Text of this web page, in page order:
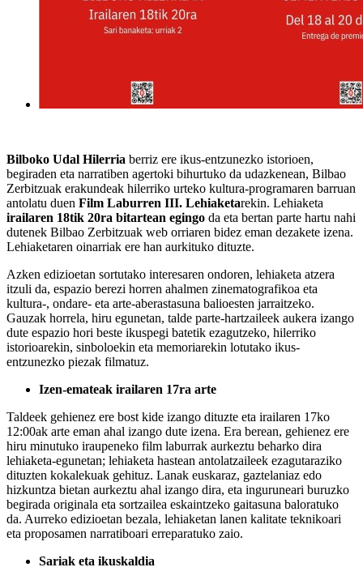
Bilboko Udal Hilerria berriz ere ikus-entzunezko istorioen,
begiraden eta narratiben agertoki bihurtuko da udazkenean, Bilbao
Zerbitzuak erakundeak hilerriko urteko kultura-programaren barruan
antolatu duen Film Laburren III. Lehiaketarekin. Lehiaketa
irailaren 18tik 20ra bitartean egingo da eta bertan parte hartu nahi
dutenek Bilbao Zerbitzuak web orriaren bidez eman dezakete izena.
Lehiaketaren oinarriak ere han aurkituko dituzte.
Azken edizioetan sortutako interesaren ondoren, lehiaketa atzera
itzuli da, espazio berezi horren ahalmen zinematografikoa eta
kultura-, ondare- eta arte-aberastasuna balioesten jarraitzeko.
Gauzak horrela, hiru egunetan, talde parte-hartzaileek aukera izango
dute espazio hori beste ikuspegi batetik ezagutzeko, hilerriko
istorioarekin, sinboloekin eta memoriarekin lotutako ikus-
entzunezko piezak filmatuz.
Izen-emateak irailaren 17ra arte
Taldeek gehienez ere bost kide izango dituzte eta irailaren 17ko
12:00ak arte eman ahal izango dute izena. Era berean, gehienez ere
hiru minutuko iraupeneko film laburrak aurkeztu beharko dira
lehiaketa-egunetan; lehiaketa hastean antolatzaileek ezagutaraziko
dituzten kokalekuak gehituz. Lanak euskaraz, gaztelaniaz edo
hizkuntza bietan aurkeztu ahal izango dira, eta inguruneari buruzko
begirada originala eta sortzailea eskaintzeko gaitasuna baloratuko
da. Aurreko edizioetan bezala, lehiaketan lanen kalitate teknikoari
eta proposamen narratiboari erreparatuko zaio.
Sariak eta ikuskaldia